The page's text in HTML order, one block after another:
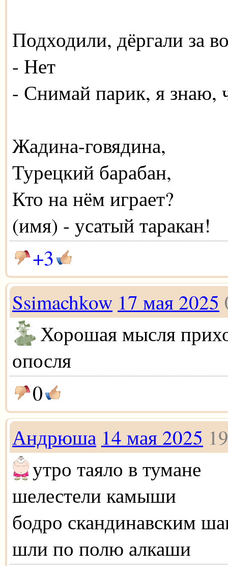
Подходили, дёргали за
- Нет
- Снимай парик, я знаю,
Жадина-говядина,
Турецкий барабан,
Кто на нём играет?
(имя) - усатый таракан!
+3
Ssimachkow 17 мая 2025
Хорошая мысля
опосля
0
Андрюша 14 мая 2025
утро таяло в тумане
шелестели камыши
бодро скандинавским
шли по полю алкаши